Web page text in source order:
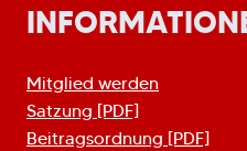
Mitglied werden
Satzung [PDF]
Beitragsordnung [PDF]